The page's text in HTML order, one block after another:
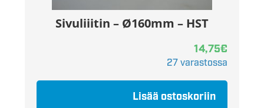
Sivuliiitin – Ø160mm – HST
14,75€
27 varastossa
Lisää ostoskoriin